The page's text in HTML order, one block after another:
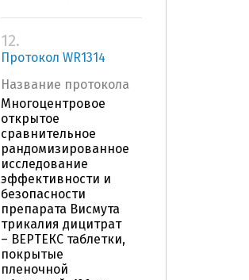
12.
Протокол WR1314
Название протокола
Многоцентровое
открытое
сравнительное
рандомизированное
исследование
эффективности и
безопасности
препарата Висмута
трикалия дицитрат
– ВЕРТЕКС таблетки,
покрытые
пленочной